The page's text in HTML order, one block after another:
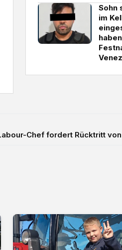
Sohn
im
Chef fordert Rücktritt